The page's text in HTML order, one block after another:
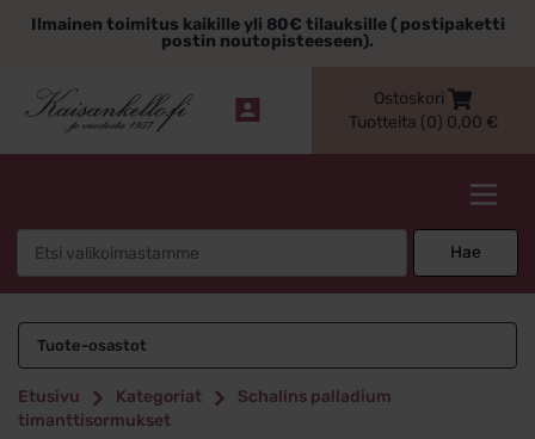
sisältöönIlmainen toimitus kaikille yli 80€ tilauksille ( postipaketti
postin noutopisteeseen).
Ostoskori
Tuotteita (0) 0,00 €
Hae
Schalins palladium
timanttisormukset
Tuote-osastot
Etusivu Kategoriat
Schalins palladium
timanttisormukset